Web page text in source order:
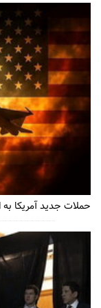
حملات جدید آمریکا به